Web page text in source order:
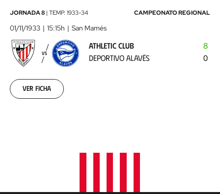
Athletic
Club
-
Deportivo
Alavés
1933-
11-
01
00:00:00
JORNADA 8 | TEMP. 1933-34 CAMPEONATO REGIONAL
01/11/1933 15:15h San Mamés
VS
ATHLETIC CLUB
DEPORTIVO ALAVÉS
8
0
Ver ficha